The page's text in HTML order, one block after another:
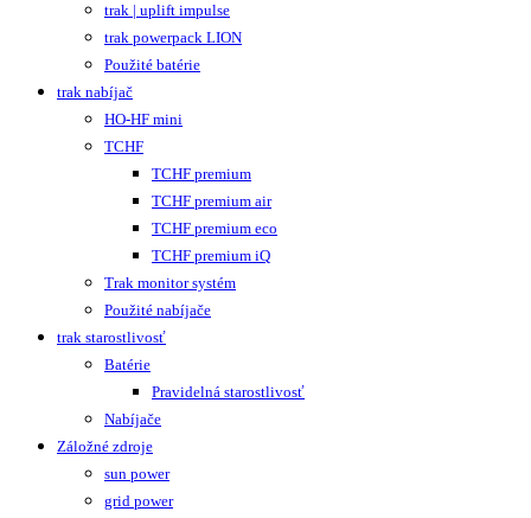
trak | uplift impulse
trak powerpack LION
Použité batérie
trak nabíjač
HO-HF mini
TCHF
TCHF premium
TCHF premium air
TCHF premium eco
TCHF premium iQ
Trak monitor systém
Použité nabíjače
trak starostlivosť
Batérie
Pravidelná starostlivosť
Nabíjače
Záložné zdroje
sun power
grid power